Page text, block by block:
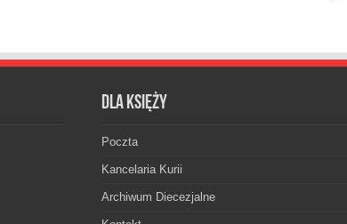
Dla księży
Poczta
Kancelaria Kurii
Archiwum Diecezjalne